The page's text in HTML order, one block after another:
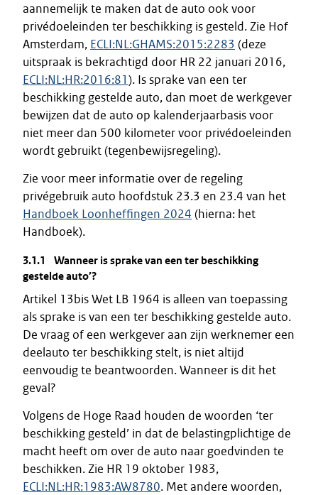
aannemelijk te maken dat de auto ook voor
privédoeleinden ter beschikking is gesteld. Zie Hof
Amsterdam, ECLI:NL:GHAMS:2015:2283 (deze
uitspraak is bekrachtigd door HR 22 januari 2016,
ECLI:NL:HR:2016:81). Is sprake van een ter
beschikking gestelde auto, dan moet de werkgever
bewijzen dat de auto op kalenderjaarbasis voor
niet meer dan 500 kilometer voor privédoeleinden
wordt gebruikt (tegenbewijsregeling).
Zie voor meer informatie over de regeling
privégebruik auto hoofdstuk 23.3 en 23.4 van het
Handboek Loonheffingen 2024 (hierna: het
Handboek).
3.1.1 Wanneer is sprake van een ter beschikking
gestelde auto’?
Artikel 13bis Wet LB 1964 is alleen van toepassing
als sprake is van een ter beschikking gestelde auto.
De vraag of een werkgever aan zijn werknemer een
deelauto ter beschikking stelt, is niet altijd
eenvoudig te beantwoorden. Wanneer is dit het
geval?
Volgens de Hoge Raad houden de woorden ‘ter
beschikking gesteld’ in dat de belastingplichtige de
macht heeft om over de auto naar goedvinden te
beschikken. Zie HR 19 oktober 1983,
ECLI:NL:HR:1983:AW8780. Met andere woorden,